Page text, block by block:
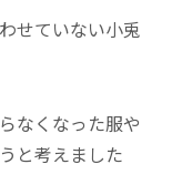
せていない小兎
なくなった服や
と考えました